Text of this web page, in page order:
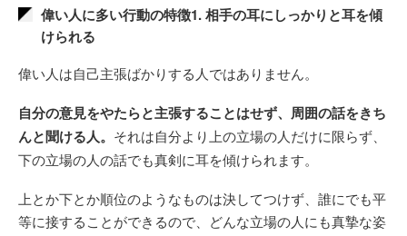
偉い人に多い行動の特徴1. 相手の耳にしっかりと耳を傾
けられる
偉い人は自己主張ばかりする人ではありません。
自分の意見をやたらと主張することはせず、周囲の話をきち
んと聞ける人。 それは自分より上の立場の人だけに限らず、
下の立場の人の話でも真剣に耳を傾けられます。
上とか下とか順位のようなものは決してつけず、誰にでも平
等に接することができるので、どんな立場の人にも真摯な姿